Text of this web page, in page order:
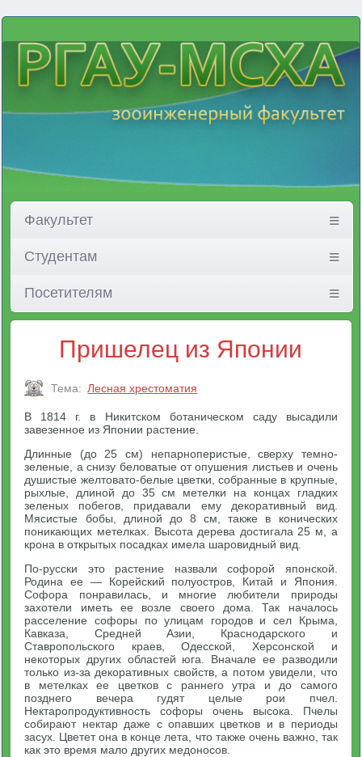
Факультет
Студентам
Посетителям
Пришелец из Японии
Тема: Лесная хрестоматия
В 1814 г. в Никитском ботаническом саду высадили
завезенное из Японии растение.
Длинные (до 25 см) непарноперистые, сверху темно-
зеленые, а снизу беловатые от опушения листьев и очень
душистые желтовато-белые цветки, собранные в крупные,
рыхлые, длиной до 35 см метелки на концах гладких
зеленых побегов, придавали ему декоративный вид.
Мясистые бобы, длиной до 8 см, также в конических
поникающих метелках. Высота дерева достигала 25 м, а
крона в открытых посадках имела шаровидный вид.
По-русски это растение назвали софорой японской.
Родина ее — Корейский полуостров, Китай и Япония.
Софора понравилась, и многие любители природы
захотели иметь ее возле своего дома. Так началось
расселение софоры по улицам городов и сел Крыма,
Кавказа, Средней Азии, Краснодарского и
Ставропольского краев, Одесской, Херсонской и
некоторых других областей юга. Вначале ее разводили
только из-за декоративных свойств, а потом увидели, что
в метелках ее цветков с раннего утра и до самого
позднего вечера гудят целые рои пчел.
Нектаропродуктивность софоры очень высока. Пчелы
собирают нектар даже с опавших цветков и в периоды
засух. Цветет она в конце лета, что также очень важно, так
как это время мало других медоносов.